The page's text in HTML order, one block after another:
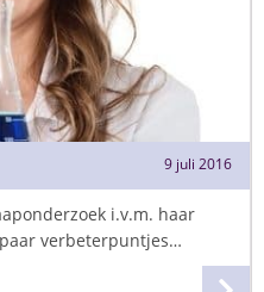
9 juli 2016
i.v.m. haar
verbeterpuntjes…